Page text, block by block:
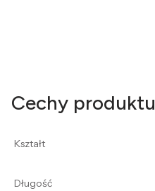
Cechy produktu
Kształt
Długość